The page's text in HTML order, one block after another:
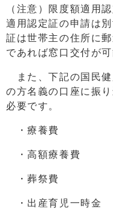
（注意）限度額適用
適用認定証の申請は
証は世帯主の住所に
であれば窓口交付が可
また、下記の国民健
の方名義の口座に振
必要です。
・療養費
・高額療養費
・葬祭費
・出産育児一時金